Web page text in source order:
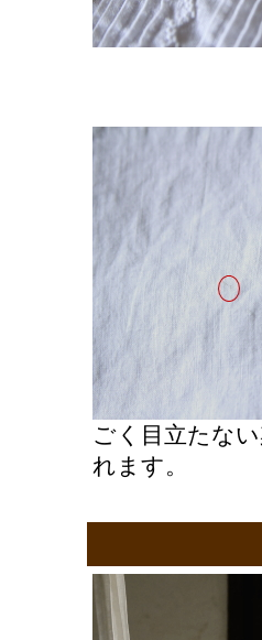
ごく目立たな
れます。